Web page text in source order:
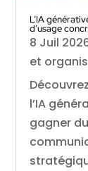
L’IA
d’usage
8 Juil
et
l’IA
gagner